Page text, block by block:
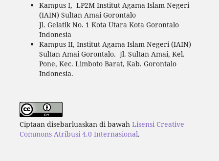
Kampus I, LP2M Institut Agama Islam Negeri
(IAIN) Sultan Amai Gorontalo
Jl. Gelatik No. 1 Kota Utara Kota Gorontalo
Indonesia
Kampus II, Institut Agama Islam Negeri (IAIN)
Sultan Amai Gorontalo. Jl. Sultan Amai, Kel.
Pone, Kec. Limboto Barat, Kab. Gorontalo
Indonesia.
Ciptaan disebarluaskan di bawah Lisensi Creative
Commons Atribusi 4.0 Internasional.